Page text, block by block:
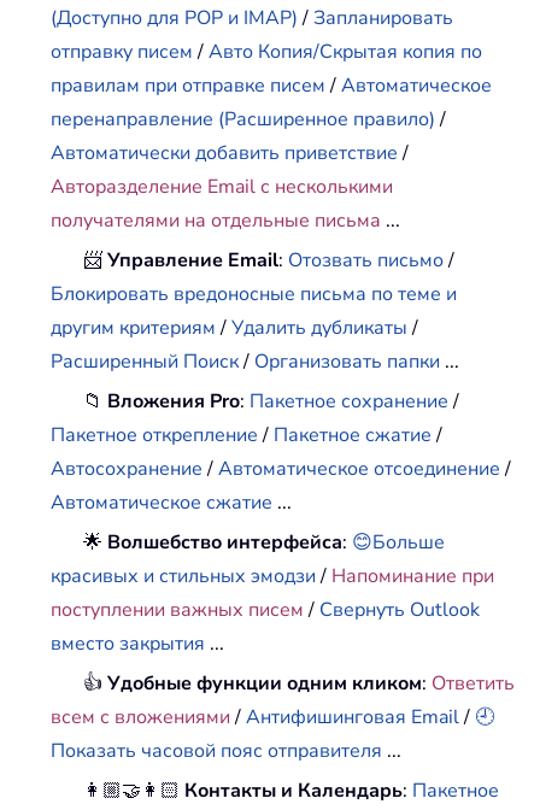
(Доступно для POP и IMAP)/Запланировать
отправку писем/Авто Копия/Скрытая копия по
правилам при отправке писем/Автоматическое
перенаправление (Расширенное правило)/
Автоматически добавить приветствие/
Авторазделение Email с несколькими
получателями на отдельные письма ...
📨Управление Email: Отозвать письмо/
Блокировать вредоносные письма по теме и
другим критериям/Удалить дубликаты/
Расширенный Поиск/ Организовать папки ...
📁 Вложения Pro: Пакетное сохранение/
Пакетное открепление/ Пакетное сжатие/
Автосохранение/Автоматическое отсоединение/
Автоматическое сжатие ...
🌟 Волшебство интерфейса: 😊Больше
красивых и стильных эмодзи/ Напоминание при
поступлении важных писем/ Свернуть Outlook
вместо закрытия ...
👍Удобные функции одним кликом: Ответить
всем с вложениями /Антифишинговая Email/ 🕘
Показать часовой пояс отправителя ...
👩🏼‍🤝‍👩🏻 Контакты и Календарь: Пакетное